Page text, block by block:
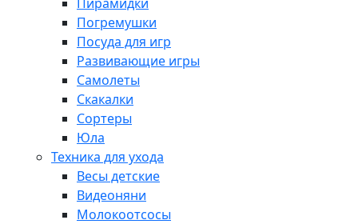
Погремушки
Посуда для игр
Развивающие игры
Самолеты
Скакалки
Сортеры
Юла
Техника для ухода
Весы детские
Видеоняни
Молокоотсосы